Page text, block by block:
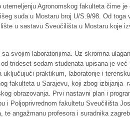
Agronomskog fakulteta čime
suda u Mostaru broj U/S.9/98. Od toga
u sastavu Sveučilišta u Mostaru koje
svojim laboratorijima. Uz skromna
trideset sedam studenata upisana je već
praktikum, laboratorije i
fakulteta u Sarajevu, koji zbog izbijanja
obrazovanja. Prvi nastavni plan i
i Poljoprivrednom fakultetu Sveučilišta
angažmanu profesora i suradnika